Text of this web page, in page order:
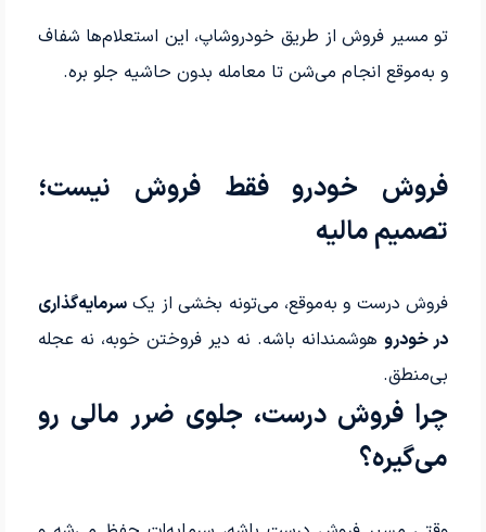
تو مسیر فروش از طریق خودروشاپ، این استعلام‌ها شفاف
و به‌موقع انجام می‌شن تا معامله بدون حاشیه جلو بره.
فروش خودرو فقط فروش نیست؛
تصمیم مالیه
فروش درست و به‌موقع، می‌تونه بخشی از یکسرمایه‌گذاری
در خودروهوشمندانه باشه. نه دیر فروختن خوبه، نه عجله
بی‌منطق.
چرا فروش درست، جلوی ضرر مالی رو
می‌گیره؟